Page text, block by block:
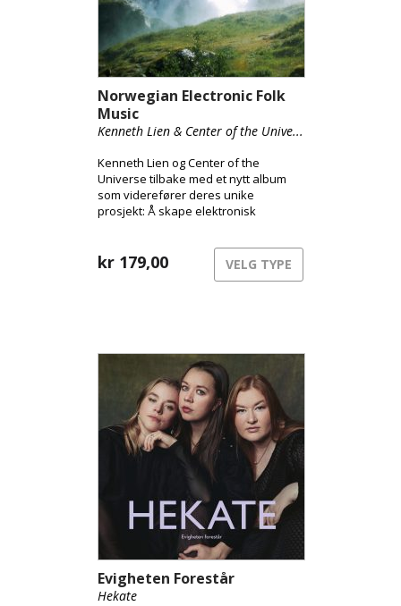
Norwegian Electronic Folk
Music
Kenneth Lien & Center of the Unive...
Kenneth Lien og Center of the
Universe tilbake med et nytt album
som viderefører deres unike
prosjekt: Å skape elektronisk
kr 179,00 VELG TYPE
Evigheten Forestår
Hekate